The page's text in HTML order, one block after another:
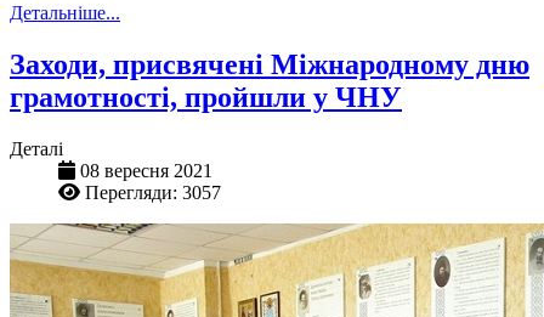
Детальніше...
Заходи, присвячені Міжнародному дню
грамотності, пройшли у ЧНУ
Деталі
08 вересня 2021
Перегляди: 3057